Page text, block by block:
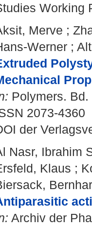
Working
Merve ;
Werner ;
Polymers.
2073-4360
der
Nasr, Ibrahim
Klaus ;
Archiv der